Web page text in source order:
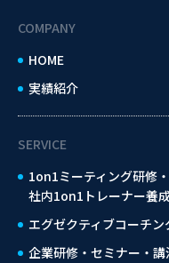
COMPANY
HOME
実績紹介
SERVICE
1on1ミーティング研修・
社内1on1トレーナー養
エグゼクティブコーチン
企業研修・セミナー・講